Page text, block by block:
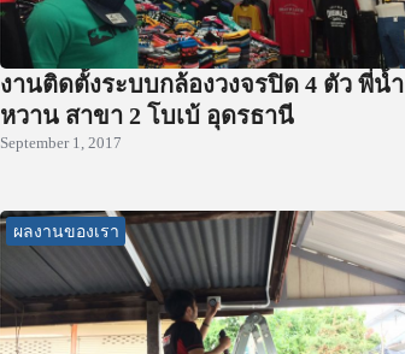
งานติดตั้งระบบกล้องวงจรปิด 4 ตัว พี่น้ำ
หวาน สาขา 2 โบเบ้ อุดรธานี
September 1, 2017
ผลงานของเรา